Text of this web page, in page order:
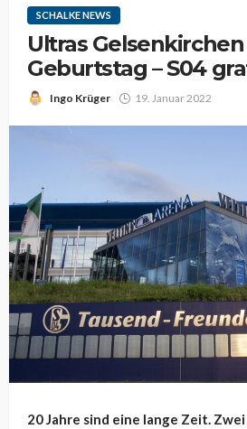
SCHALKE NEWS
Ultras
Geburtstag – S04
Ingo Krüger 19. Januar 2022
20 Jahre sind eine lange Zeit.